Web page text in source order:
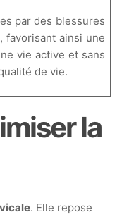
par des blessures
ainsi une
vie active et sans
de vie.
la
. Elle repose